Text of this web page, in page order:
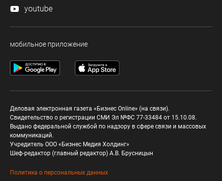
youtube
мобильное приложение
Деловая электронная газета «Бизнес Online» (на связи).
Свидетельство о регистрации СМИ Эл №ФС 77-33484 от 15.10.08.
Выдано федеральной службой по надзору в сфере связи и массовых
коммуникаций.
Учредитель ООО «Бизнес Медия Холдинг»
Шеф-редактор (главный редактор) А.В. Брусницын
Политика о персональных данных